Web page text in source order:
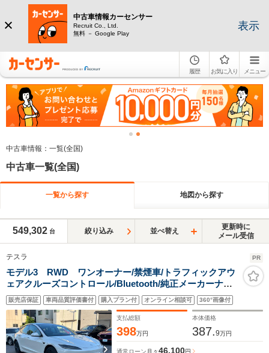
中古車情報カーセンサー
Recruit Co., Ltd.
無料 － Google Play
表示
履歴 お気に入り メニュー
中古車情報：一覧(全国)
中古車一覧(全国)
一覧から探す 地図から探す
549,302 台 絞り込み 並べ替え
更新時に
メール受信
テスラ PR
モデル3 RWD ワンオーナー/禁煙車/トラフィックアウ
ェアクルーズコントロール/Bluetooth/純正メーカーナビ/
ガラスルーフ/LEDヘッドライト/コーナーセンサー/クリア
ナンスソナー/アラウンドビューモニター/オートライト
販売店保証 車両品質評価書付 購入プラン付 オンライン相談可 360°画像付
支払総額
398万円
本体価格
387.9万円
46,100